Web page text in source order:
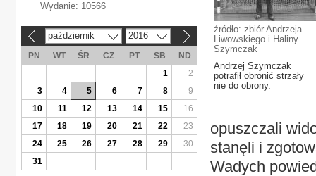
źródło: zbiór Andrzeja
Liwowskiego i Haliny
Szymczak
Andrzej Szymczak
potrafił obronić strzały
nie do obrony.
opuszczali
stanęli i
Wadych
Wydanie: 10566
październik 2016
PN WT ŚR CZ PT SB
ND
1
2
3
4 5 6 7 8
9
10
11 12 13 14 15
16
17
18 19 20 21 22
23
24
25 26 27 28 29
30
31